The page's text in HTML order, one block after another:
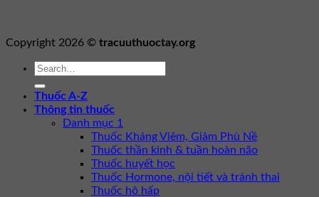
Copyright 2026 © tracuuthuoctay.org
Thuốc A-Z
Thông tin thuốc
Danh mục 1
Thuốc Kháng Viêm, Giảm Phù Nề
Thuốc thần kinh & tuần hoàn não
Thuốc huyết học
Thuốc Hormone, nội tiết và tránh thai
Thuốc hô hấp